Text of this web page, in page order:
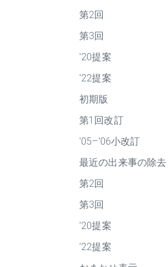
第2回
第3回
'20提案
'22提案
初期版
第1回改訂
'05–'06小改訂
最近の出来事の除去
第2回
第3回
'20提案
'22提案